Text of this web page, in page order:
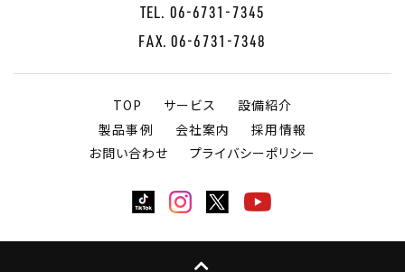
TEL. 06-6731-7345
FAX. 06-6731-7348
TOP サービス
設備紹介
製品事例
会社案内
採用情報
お問い合わせ
プライバシーポリシー